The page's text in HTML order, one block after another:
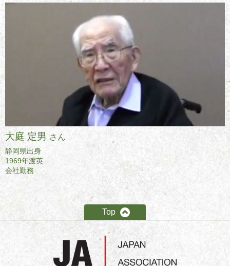
大庭 定男 さん
静岡県出身
1969年渡英
会社勤務
Top